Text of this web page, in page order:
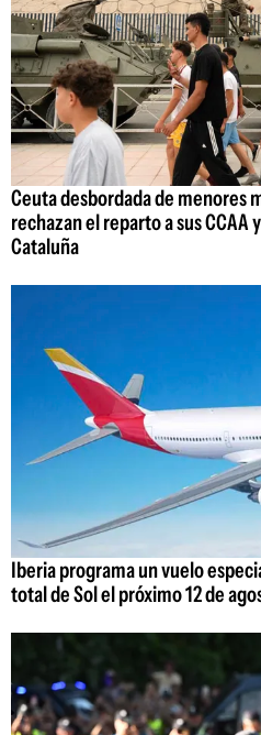
Ceuta desbordada de menores
rechazan el reparto a sus CCAA
Cataluña
Iberia programa un vuelo
total de Sol el próximo 12 de